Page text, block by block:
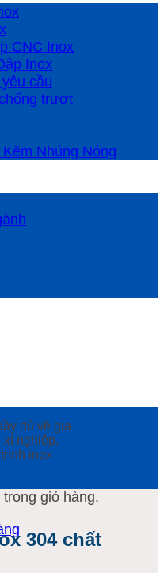
CNC Inox
Inox
cầu
trượt
Nhúng Nóng
giỏ hàng.
đủ về gia
xí nghiệp,
inox
304 chất